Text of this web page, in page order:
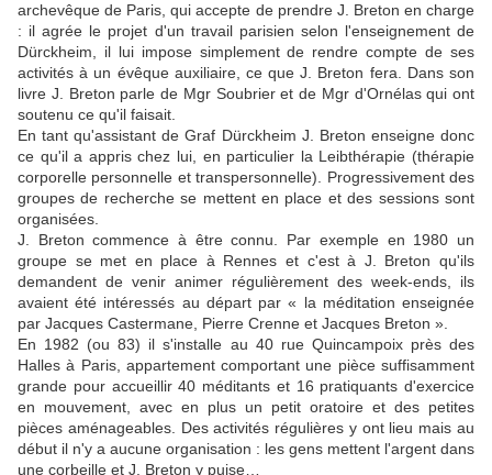
archevêque de Paris, qui accepte de prendre J. Breton en charge
: il agrée le projet d'un travail parisien selon l'enseignement de
Dürckheim, il lui impose simplement de rendre compte de ses
activités à un évêque auxiliaire, ce que J. Breton fera. Dans son
livre J. Breton parle de Mgr Soubrier et de Mgr d'Ornélas qui ont
soutenu ce qu'il faisait.
En tant qu'assistant de Graf Dürckheim J. Breton enseigne donc
ce qu'il a appris chez lui, en particulier la Leibthérapie (thérapie
corporelle personnelle et transpersonnelle). Progressivement des
groupes de recherche se mettent en place et des sessions sont
organisées.
J. Breton commence à être connu. Par exemple en 1980 un
groupe se met en place à Rennes et c'est à J. Breton qu'ils
demandent de venir animer régulièrement des week-ends, ils
avaient été intéressés au départ par « la méditation enseignée
par Jacques Castermane, Pierre Crenne et Jacques Breton ».
En 1982 (ou 83) il s'installe au 40 rue Quincampoix près des
Halles à Paris, appartement comportant une pièce suffisamment
grande pour accueillir 40 méditants et 16 pratiquants d'exercice
en mouvement, avec en plus un petit oratoire et des petites
pièces aménageables. Des activités régulières y ont lieu mais au
début il n'y a aucune organisation : les gens mettent l'argent dans
une corbeille et J. Breton y puise…